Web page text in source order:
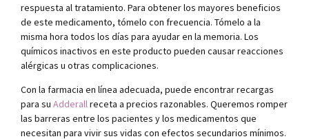
respuesta al tratamiento. Para obtener los mayores beneficios
de este medicamento, tómelo con frecuencia. Tómelo a la
misma hora todos los días para ayudar en la memoria. Los
químicos inactivos en este producto pueden causar reacciones
alérgicas u otras complicaciones.
Con la farmacia en línea adecuada, puede encontrar recargas
para su Adderallreceta a precios razonables. Queremos romper
las barreras entre los pacientes y los medicamentos que
necesitan para vivir sus vidas con efectos secundarios mínimos.